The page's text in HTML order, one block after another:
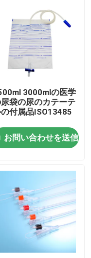
3000mlの医学
袋の尿のカテーテ
付属品ISO13485
お問い合わせを送信